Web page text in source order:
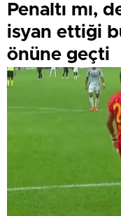
Penaltı mı,
isyan ettiği
önüne geçti